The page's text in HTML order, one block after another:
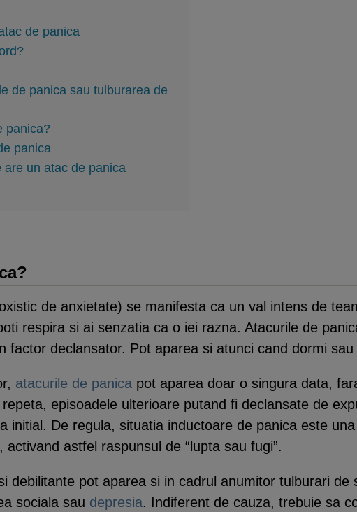
de panica
de panica sau tulburarea de
panica?
panica
are un atac de panica
de anxietate) se manifesta ca un val intens de
respira si ai senzatia ca o iei razna. Atacurile de
factor declansator. Pot aparea si atunci cand dormi sau
atacurile de panica pot aparea doar o singura data,
episoadele ulterioare putand fi declansate de
initial. De regula, situatia inductoare de panica este
astfel raspunsul de “lupta sau fugi”.
debilitante pot aparea si in cadrul anumitor tulburari de
sociala sau depresia. Indiferent de cauza, trebuie sa